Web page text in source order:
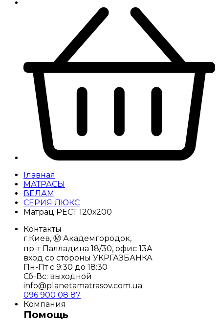
Главная
МАТРАСЫ
ВЕЛАМ
СЕРИЯ ЛЮКС
Матрац РЕСТ 120х200
Контакты
г.Киев, Ⓜ️ Академгородок,
пр-т Палладина 18/30, офис 13А
вход со стороны УКРГАЗБАНКА
Пн-Пт с 9:30 до 18:30
Сб-Вс: выходной
info@planetamatrasov.com.ua
096 900 08 87
Компания
Помощь